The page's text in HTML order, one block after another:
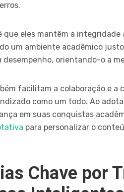
que eles mantêm a
um ambiente acadêmico
desempenho, orientando-o a
facilitam a colaboração e
como um todo. Ao
em suas conquistas
para personalizar o
Chave por